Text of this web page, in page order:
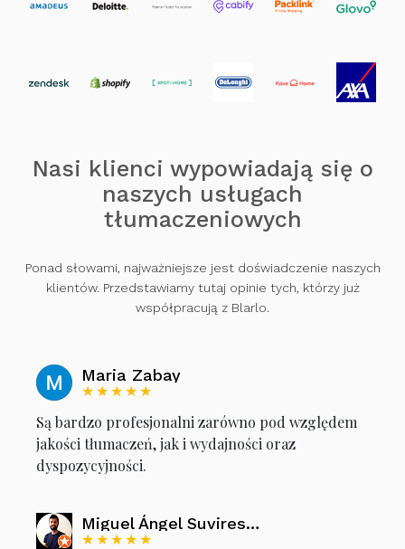
Nasi klienci wypowiadają się o
naszych usługach
tłumaczeniowych
Ponad słowami, najważniejsze jest doświadczenie naszych
klientów. Przedstawiamy tutaj opinie tych, którzy już
współpracują z Blarlo.
Maria Zabay
★★★★★
Są bardzo profesjonalni zarówno pod względem
jakości tłumaczeń, jak i wydajności oraz
dyspozycyjności.
Miguel Ángel Suvires García
★★★★★